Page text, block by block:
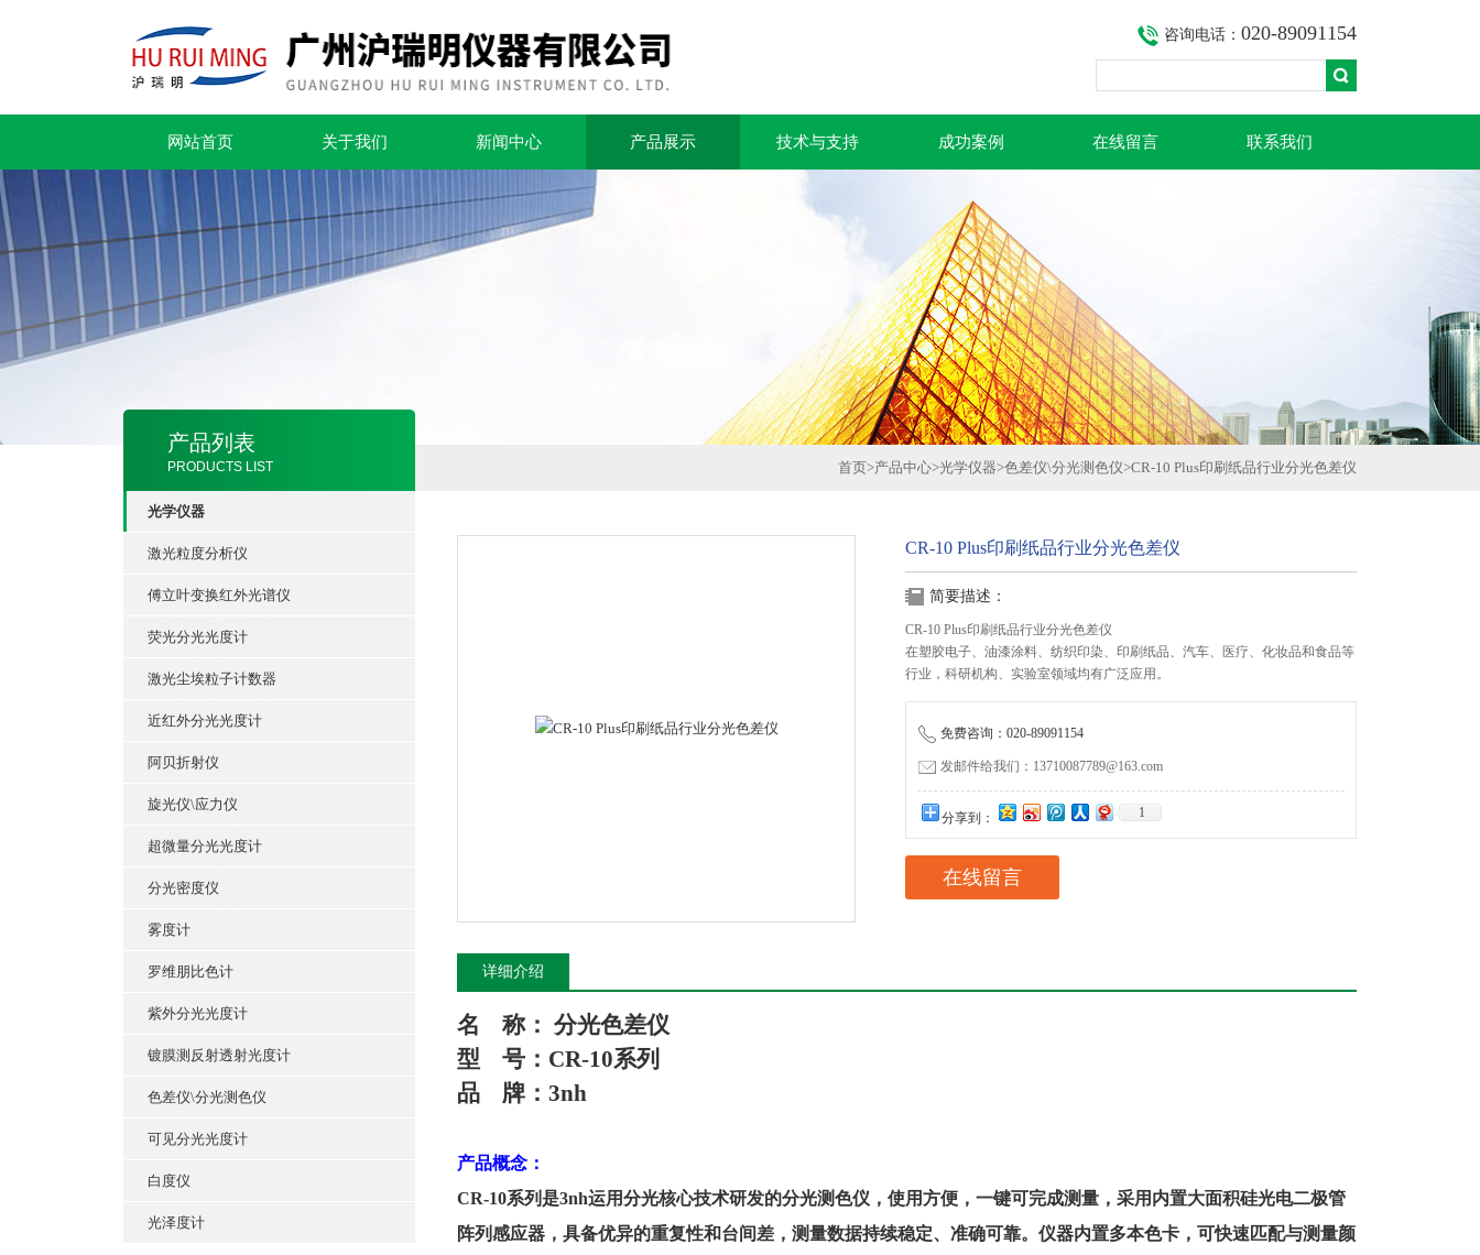
咨询电话： 020-89091154
网站首页 关于我们 新闻中心 产品展示 技术与支持 成功案例 在线留言 联系我们
产品列表
PRODUCTS LIST
光学仪器
激光粒度分析仪
傅立叶变换红外光谱仪
荧光分光光度计
激光尘埃粒子计数器
近红外分光光度计
阿贝折射仪
旋光仪\应力仪
超微量分光光度计
分光密度仪
雾度计
罗维朋比色计
紫外分光光度计
镀膜测反射透射光度计
色差仪\分光测色仪
可见分光光度计
白度仪
光泽度计
首页>产品中心>光学仪器>色差仪\分光测色仪>CR-10 Plus印刷纸品行业分光色差仪
CR-10 Plus印刷纸品行业分光色差仪
简要描述：
CR-10 Plus印刷纸品行业分光色差仪
在塑胶电子、油漆涂料、纺织印染、印刷纸品、汽车、医疗、化妆品和食品等
行业，科研机构、实验室领域均有广泛应用。
免费咨询：020-89091154
发邮件给我们：13710087789@163.com
分享到： 1
在线留言
详细介绍
名 称： 分光色差仪
型
号： CR-10系列
品
牌： 3nh
产品概念 ：
CR-10系列是3nh运用分光核心技术研发的分光测色仪，使用方便，一键可完成测量，采用内置大面积硅光电二极管
阵列感应器，具备优异的重复性和台间差，测量数据持续稳定、准确可靠。仪器内置多本色卡，可快速匹配与测量颜